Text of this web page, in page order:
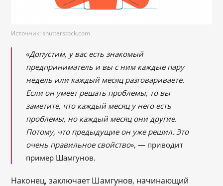
Источник: shutterstock.com
«Допустим, у вас есть знакомый
предприниматель и вы с ним каждые пару
недель или каждый месяц разговариваете.
Если он умеет решать проблемы, то вы
заметите, что каждый месяц у него есть
проблемы, но каждый месяц они другие.
Потому, что предыдущие он уже решил. Это
очень правильное свойство», ― приводит
пример Шамгунов.
Наконец, заключает Шамгунов, начинающий